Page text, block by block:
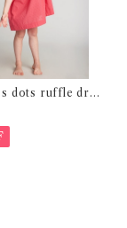
dots ruffle dre